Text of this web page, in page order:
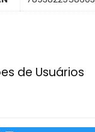
de Usuários